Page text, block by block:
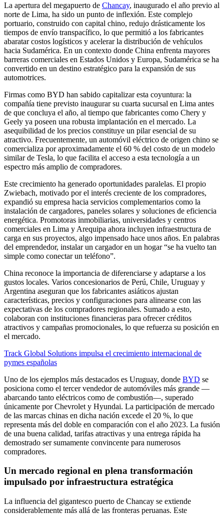
La apertura del megapuerto de Chancay, inaugurado el año previo al
norte de Lima, ha sido un punto de inflexión. Este complejo
portuario, construido con capital chino, redujo drásticamente los
tiempos de envío transpacífico, lo que permitió a los fabricantes
abaratar costos logísticos y acelerar la distribución de vehículos
hacia Sudamérica. En un contexto donde China enfrenta mayores
barreras comerciales en Estados Unidos y Europa, Sudamérica se ha
convertido en un destino estratégico para la expansión de sus
automotrices.
Firmas como BYD han sabido capitalizar esta coyuntura: la
compañía tiene previsto inaugurar su cuarta sucursal en Lima antes
de que concluya el año, al tiempo que fabricantes como Chery y
Geely ya poseen una robusta implantación en el mercado. La
asequibilidad de los precios constituye un pilar esencial de su
atractivo. Frecuentemente, un automóvil eléctrico de origen chino se
comercializa por aproximadamente el 60 % del costo de un modelo
similar de Tesla, lo que facilita el acceso a esta tecnología a un
espectro más amplio de compradores.
Este crecimiento ha generado oportunidades paralelas. El propio
Zwiebach, motivado por el interés creciente de los compradores,
expandió su empresa hacia servicios complementarios como la
instalación de cargadores, paneles solares y soluciones de eficiencia
energética. Promotoras inmobiliarias, universidades y centros
comerciales en Lima y Arequipa ahora incluyen infraestructura de
carga en sus proyectos, algo impensado hace unos años. En palabras
del emprendedor, instalar un cargador en un hogar “se ha vuelto tan
simple como conectar un teléfono”.
China reconoce la importancia de diferenciarse y adaptarse a los
gustos locales. Varios concesionarios de Perú, Chile, Uruguay y
Argentina aseguran que los fabricantes asiáticos ajustan
características, precios y configuraciones para alinearse con las
expectativas de los compradores regionales. Sumado a esto,
colaboran con instituciones financieras para ofrecer créditos
atractivos y campañas promocionales, lo que refuerza su posición en
el mercado.
Track Global Solutions impulsa el crecimiento internacional de
pymes españolas
Uno de los ejemplos más destacados es Uruguay, donde BYD se
posiciona como el tercer vendedor de automóviles más grande —
abarcando tanto eléctricos como de combustión—, superado
únicamente por Chevrolet y Hyundai. La participación de mercado
de las marcas chinas en dicha nación excede el 20 %, lo que
representa más del doble en comparación con el año 2023. La fusión
de una buena calidad, tarifas atractivas y una entrega rápida ha
demostrado ser sumamente convincente para numerosos
compradores.
Un mercado regional en plena transformación
impulsado por infraestructura estratégica
La influencia del gigantesco puerto de Chancay se extiende
considerablemente más allá de las fronteras peruanas. Este